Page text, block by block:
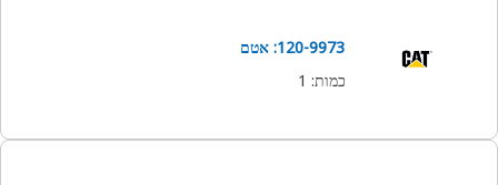
120-9973: אטם
כמות:
1